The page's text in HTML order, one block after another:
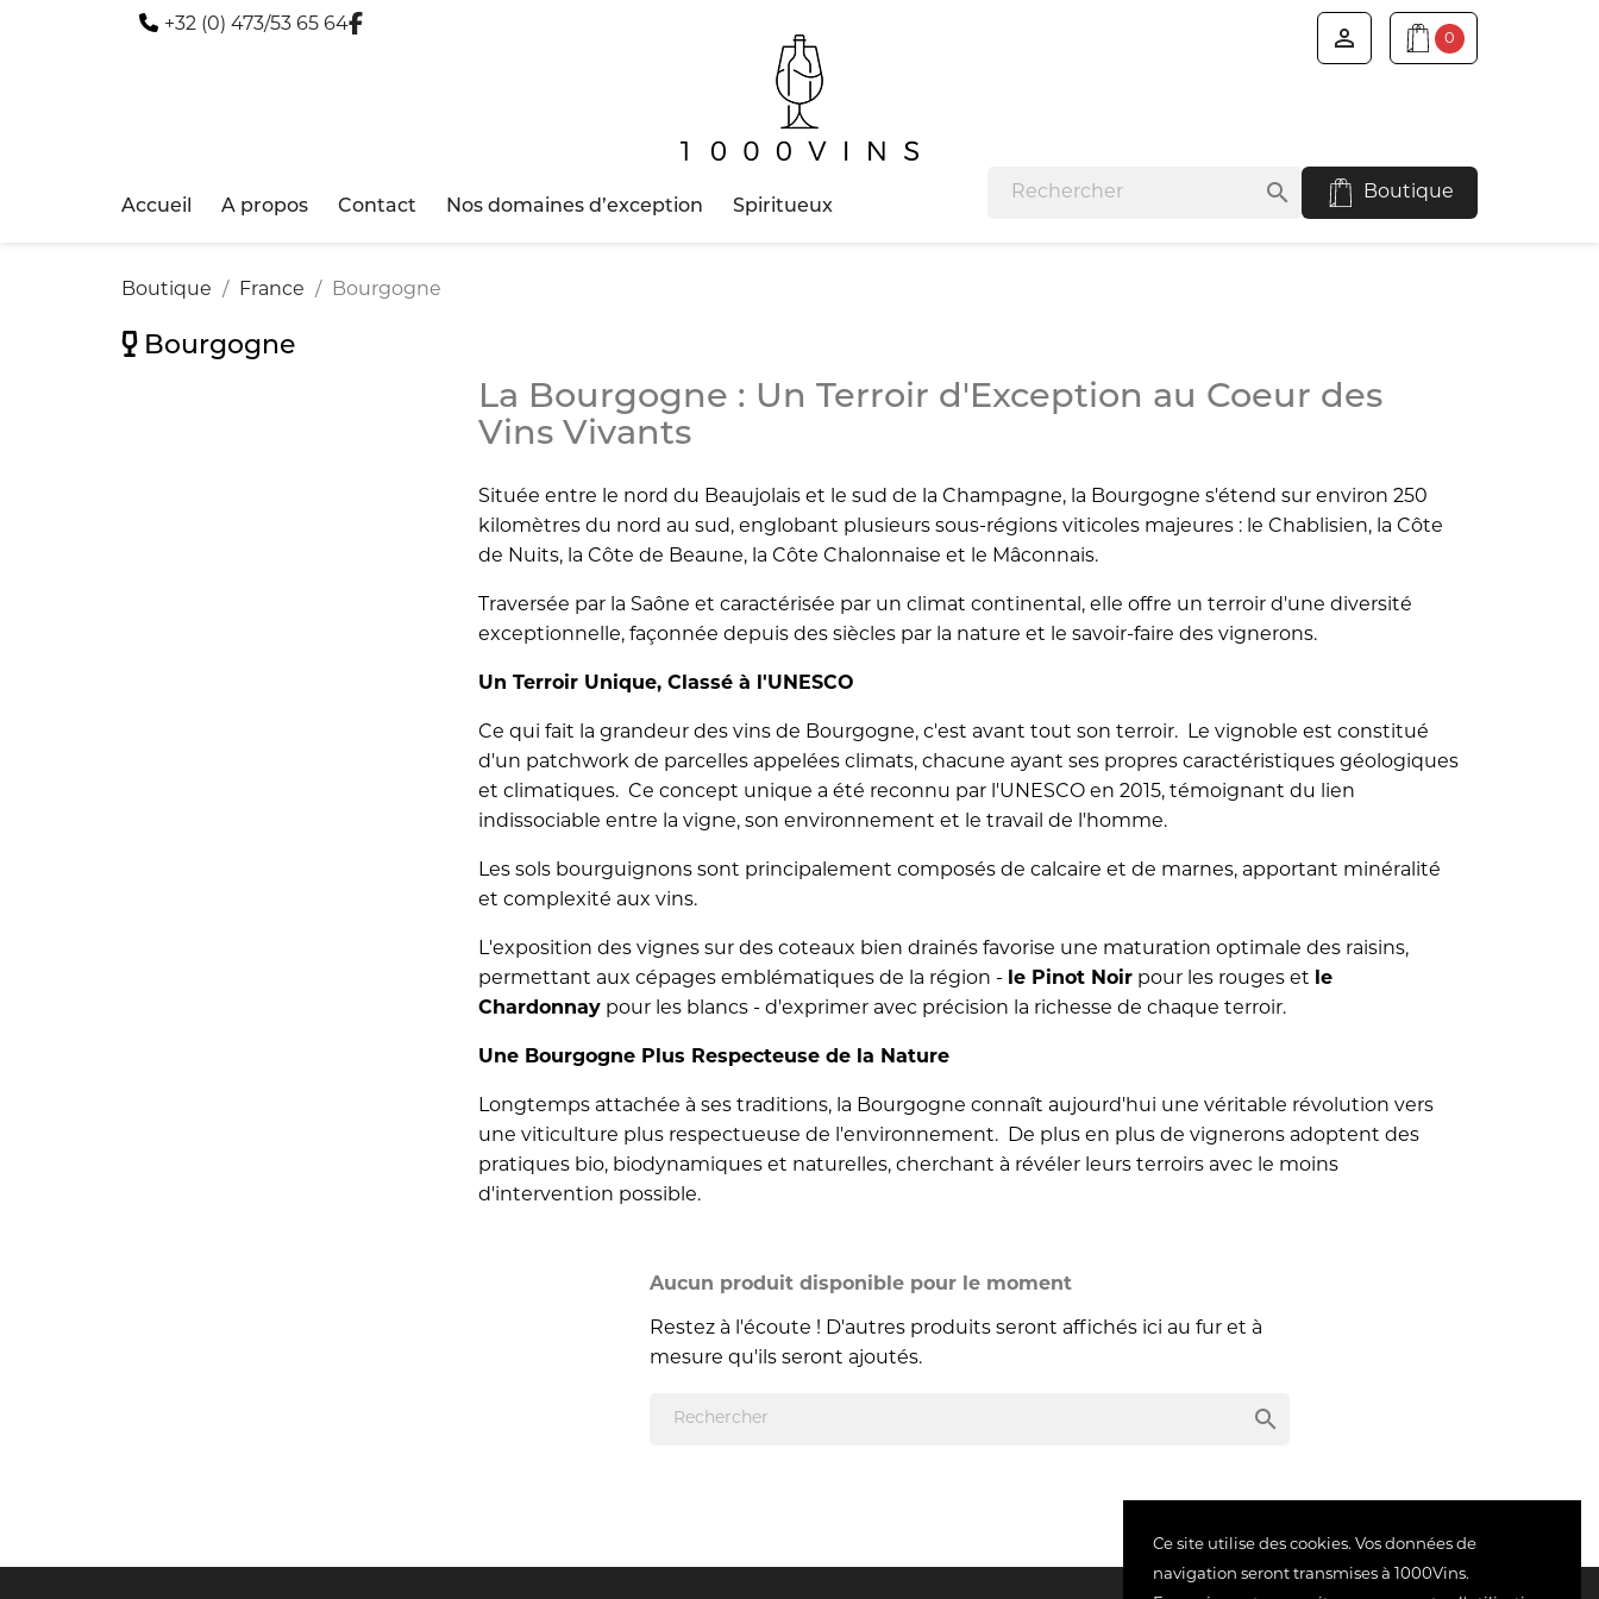
+32 (0) 473/53 65 64  0
Accueil A propos Contact Nos domaines d’exception Spiritueux search Boutique
Boutique France Bourgogne
Bourgogne
La Bourgogne : Un Terroir d'Exception au Coeur des
Vins Vivants
Située entre le nord du Beaujolais et le sud de la Champagne, la Bourgogne s'étend sur environ 250
kilomètres du nord au sud, englobant plusieurs sous-régions viticoles majeures : le Chablisien, la Côte
de Nuits, la Côte de Beaune, la Côte Chalonnaise et le Mâconnais.
Traversée par la Saône et caractérisée par un climat continental, elle offre un terroir d'une diversité
exceptionnelle, façonnée depuis des siècles par la nature et le savoir-faire des vignerons.
Un Terroir Unique, Classé à l'UNESCO
Ce qui fait la grandeur des vins de Bourgogne, c'est avant tout son terroir. Le vignoble est constitué
d'un patchwork de parcelles appelées climats, chacune ayant ses propres caractéristiques géologiques
et climatiques. Ce concept unique a été reconnu par l'UNESCO en 2015, témoignant du lien
indissociable entre la vigne, son environnement et le travail de l'homme.
Les sols bourguignons sont principalement composés de calcaire et de marnes, apportant minéralité
et complexité aux vins.
L'exposition des vignes sur des coteaux bien drainés favorise une maturation optimale des raisins,
permettant aux cépages emblématiques de la région - le Pinot Noir pour les rouges et le
Chardonnay pour les blancs - d'exprimer avec précision la richesse de chaque terroir.
Une Bourgogne Plus Respecteuse de la Nature
Longtemps attachée à ses traditions, la Bourgogne connaît aujourd'hui une véritable révolution vers
une viticulture plus respectueuse de l'environnement. De plus en plus de vignerons adoptent des
pratiques bio, biodynamiques et naturelles, cherchant à révéler leurs terroirs avec le moins
d'intervention possible.
Aucun produit disponible pour le moment
Restez à l'écoute ! D'autres produits seront affichés ici au fur et à
mesure qu'ils seront ajoutés.
search
Ce site utilise des cookies. Vos données de
navigation seront transmises à 1000Vins.